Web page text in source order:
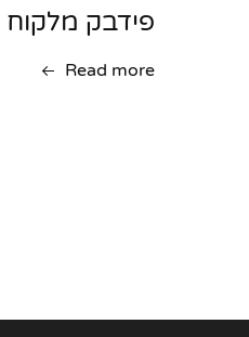
פידבק
Read more